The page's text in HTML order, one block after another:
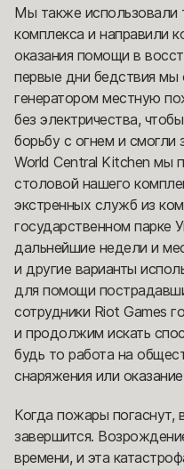
Мы также использовали
комплекса и направили
оказания помощи в
первые дни бедствия мы
генератором местную
без электричества,
борьбу с огнем и
World Central Kitchen мы
столовой нашего
экстренных служб из
государственном парке
дальнейшие недели и
и другие варианты
для помощи
сотрудники Riot Games
и продолжим искать
будь то работа на
снаряжения или
Когда пожары погаснут,
завершится.
времени, и эта